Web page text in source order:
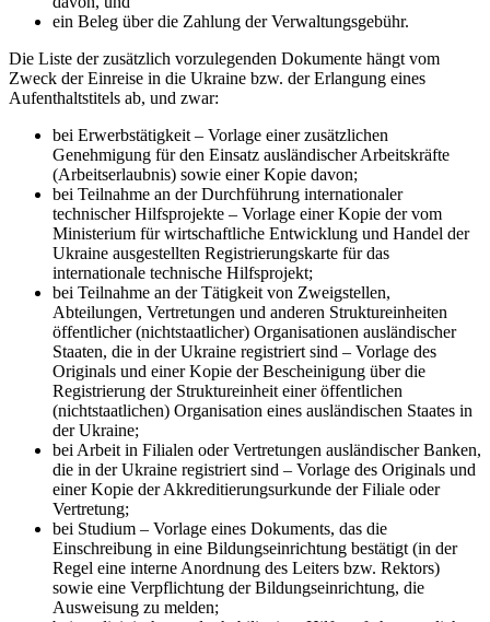
ein Beleg über die Zahlung der Verwaltungsgebühr.
Die Liste der zusätzlich vorzulegenden Dokumente hängt vom
Zweck der Einreise in die Ukraine bzw. der Erlangung eines
Aufenthaltstitels ab, und zwar:
bei Erwerbstätigkeit – Vorlage einer zusätzlichen
Genehmigung für den Einsatz ausländischer Arbeitskräfte
(Arbeitserlaubnis) sowie einer Kopie davon;
bei Teilnahme an der Durchführung internationaler
technischer Hilfsprojekte – Vorlage einer Kopie der vom
Ministerium für wirtschaftliche Entwicklung und Handel der
Ukraine ausgestellten Registrierungskarte für das
internationale technische Hilfsprojekt;
bei Teilnahme an der Tätigkeit von Zweigstellen,
Abteilungen, Vertretungen und anderen Struktureinheiten
öffentlicher (nichtstaatlicher) Organisationen ausländischer
Staaten, die in der Ukraine registriert sind – Vorlage des
Originals und einer Kopie der Bescheinigung über die
Registrierung der Struktureinheit einer öffentlichen
(nichtstaatlichen) Organisation eines ausländischen Staates in
der Ukraine;
bei Arbeit in Filialen oder Vertretungen ausländischer Banken,
die in der Ukraine registriert sind – Vorlage des Originals und
einer Kopie der Akkreditierungsurkunde der Filiale oder
Vertretung;
bei Studium – Vorlage eines Dokuments, das die
Einschreibung in eine Bildungseinrichtung bestätigt (in der
Regel eine interne Anordnung des Leiters bzw. Rektors)
sowie eine Verpflichtung der Bildungseinrichtung, die
Ausweisung zu melden;